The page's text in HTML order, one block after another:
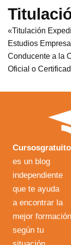
«Titulación
Estudios
Conducente a la
Oficial o
es un blog
independiente
que te ayuda
a encontrar la
mejor formación
según tu